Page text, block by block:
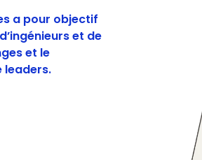
a pour objectif
et de
et le
leaders.